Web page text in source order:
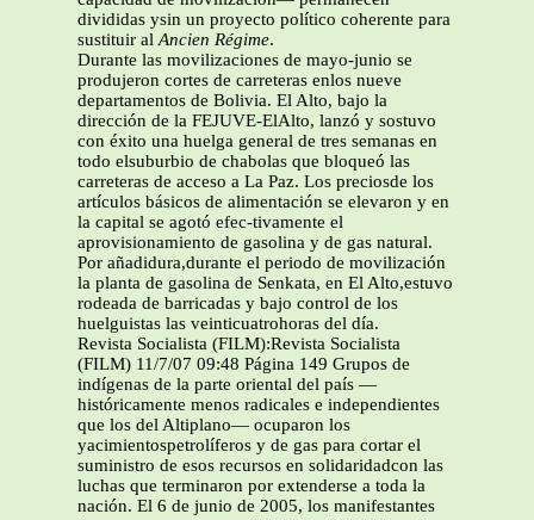
divididas ysin un proyecto político coherente para
sustituir alAncien Régime.
Durante las movilizaciones de mayo-junio se
produjeron cortes de carreteras enlos nueve
departamentos de Bolivia. El Alto, bajo la
dirección de la FEJUVE-ElAlto, lanzó y sostuvo
con éxito una huelga general de tres semanas en
todo elsuburbio de chabolas que bloqueó las
carreteras de acceso a La Paz. Los preciosde los
artículos básicos de alimentación se elevaron y en
la capital se agotó efec-tivamente el
aprovisionamiento de gasolina y de gas natural.
Por añadidura,durante el periodo de movilización
la planta de gasolina de Senkata, en El Alto,estuvo
rodeada de barricadas y bajo control de los
huelguistas las veinticuatrohoras del día.
Revista Socialista (FILM):Revista Socialista
(FILM) 11/7/07 09:48 Página 149 Grupos de
indígenas de la parte oriental del país —
históricamente menos radicales e independientes
que los del Altiplano— ocuparon los
yacimientospetrolíferos y de gas para cortar el
suministro de esos recursos en solidaridadcon las
luchas que terminaron por extenderse a toda la
nación. El 6 de junio de 2005, los manifestantes